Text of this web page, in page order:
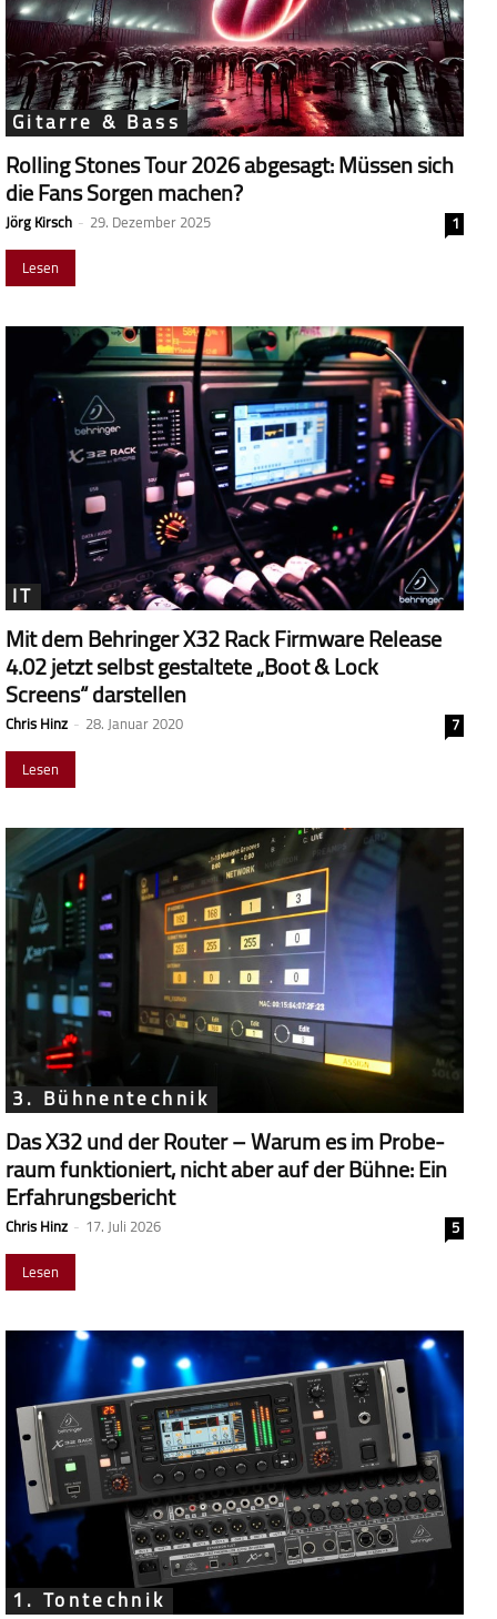
Gitarre & Bass
Rolling Stones Tour 2026 abgesagt: Müssen sich
die Fans Sorgen machen?
Jörg Kirsch - 29. Dezember 2025
1
Lesen
IT
Mit dem Behringer X32 Rack Firmware Release
4.02 jetzt selbst gestaltete „Boot & Lock
Screens“ darstellen
Chris Hinz - 28. Januar 2020
7
Lesen
3. Bühnentechnik
Das X32 und der Router – Warum es im Probe­
raum funk­tio­niert, nicht aber auf der Bühne: Ein
Erfahrungsbericht
Chris Hinz - 17. Juli 2026
5
Lesen
1. Tontechnik